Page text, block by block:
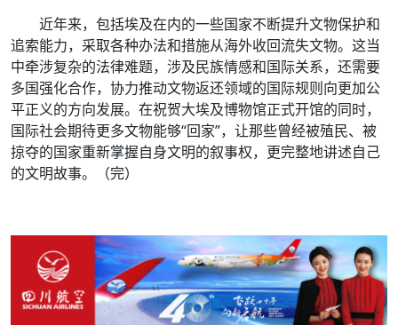
近年来，包括埃及在内的一些国家不断提升文物保护和
追索能力，采取各种办法和措施从海外收回流失文物。这当
中牵涉复杂的法律难题，涉及民族情感和国际关系，还需要
多国强化合作，协力推动文物返还领域的国际规则向更加公
平正义的方向发展。在祝贺大埃及博物馆正式开馆的同时，
国际社会期待更多文物能够“回家”，让那些曾经被殖民、被
掠夺的国家重新掌握自身文明的叙事权，更完整地讲述自己
的文明故事。（完）